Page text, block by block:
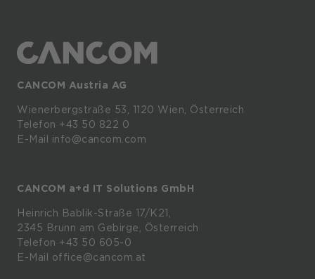
CANCOM Austria AG
Wienerbergstraße 53, 1120 Wien, Österreich
Telefon +43 50 822 0
E-Mail info@cancom.com
CANCOM a+d IT Solutions GmbH
Heinrich Bablik-Straße 17/K21,
2345 Brunn am Gebirge, Österreich
Telefon +43 50 605-0
E-Mail office@cancom.at